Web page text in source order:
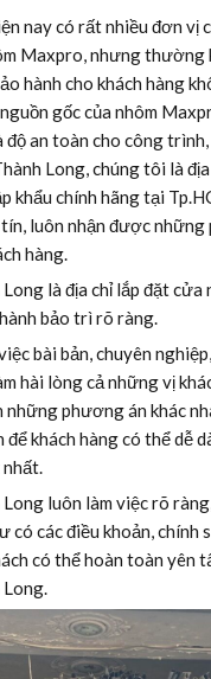
nay có rất nhiều đơn vị
Maxpro, nhưng thường
hành cho khách hàng
gốc của nhôm
an toàn cho công trình,
Long, chúng tôi là
khẩu chính hãng tại
luôn nhận được những
hàng.
là địa chỉ lắp đặt
bảo trì rõ ràng.
bài bản, chuyên
hài lòng cả những vị
phương án khác
để khách hàng có thể dễ
luôn làm việc rõ
có các điều khoản, chính
có thể hoàn toàn yên
Long.